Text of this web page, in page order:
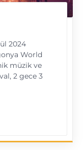
2024
World
müzik ve
2 gece 3